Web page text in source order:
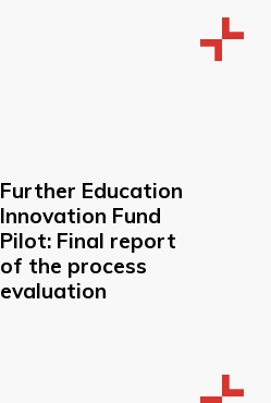
Further Education
Innovation Fund
Pilot: Final report
of the process
evaluation